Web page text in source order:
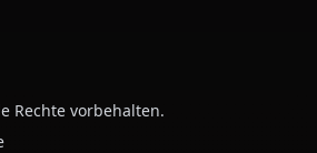
Rechte vorbehalten.